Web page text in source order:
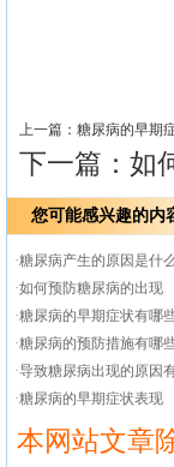
上一篇： 糖尿病的早期
下一篇： 如
您可能感兴趣的内
·糖尿病产生的原因是什
·如何预防糖尿病的出现
·糖尿病的早期症状有哪
·糖尿病的预防措施有哪
·导致糖尿病出现的原因
·糖尿病的早期症状表现
本网站文章